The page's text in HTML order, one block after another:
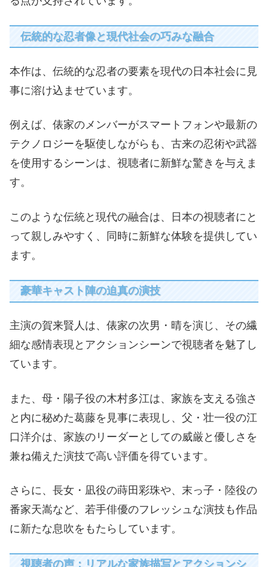
伝統的な忍者像と現代社会の巧みな融合
本作は、伝統的な忍者の要素を現代の日本社会に見
事に溶け込ませています。
例えば、俵家のメンバーがスマートフォンや最新の
テクノロジーを駆使しながらも、古来の忍術や武器
を使用するシーンは、視聴者に新鮮な驚きを与えま
す。
このような伝統と現代の融合は、日本の視聴者にと
って親しみやすく、同時に新鮮な体験を提供してい
ます。
豪華キャスト陣の迫真の演技
主演の賀来賢人は、俵家の次男・晴を演じ、その繊
細な感情表現とアクションシーンで視聴者を魅了し
ています。
また、母・陽子役の木村多江は、家族を支える強さ
と内に秘めた葛藤を見事に表現し、父・壮一役の江
口洋介は、家族のリーダーとしての威厳と優しさを
兼ね備えた演技で高い評価を得ています。
さらに、長女・凪役の蒔田彩珠や、末っ子・陸役の
番家天嵩など、若手俳優のフレッシュな演技も作品
に新たな息吹をもたらしています。
視聴者の声：リアルな家族描写とアクションシ